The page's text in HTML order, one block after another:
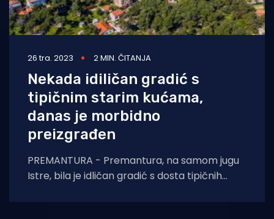
26 tra. 2023 2 MIN. ČITANJA
Nekada idiličan gradić s
tipičnim starim kućama,
danas je morbidno
preizgrađen
PREMANTURA - Premantura, na samom jugu
Istre, bila je idličan gradić s dosta tipičnih